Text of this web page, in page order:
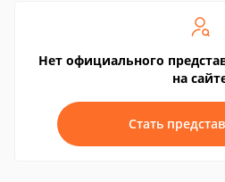
Нет официального
на
Стать